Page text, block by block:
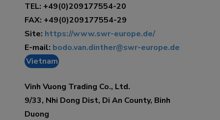
TEL: +49(0)209177554-20
FAX: +49(0)209177554-29
Site: https://www.swr-europe.de/
E-mail: bodo.van.dinther@swr-europe.de
Vietnam
Vinh Vuong Trading Co., Ltd.
9/33, Nhi Dong Dist, Di An County, Binh
Duong